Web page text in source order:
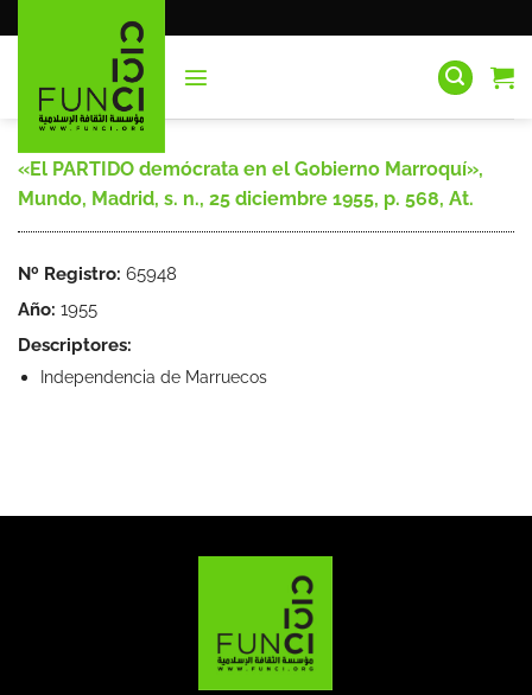
al
«El PARTIDO demócrata en el Gobierno Marroquí»,
Mundo, Madrid, s. n., 25 diciembre 1955, p. 568, At.
Nº Registro: 65948
Año: 1955
Descriptores:
Independencia de Marruecos